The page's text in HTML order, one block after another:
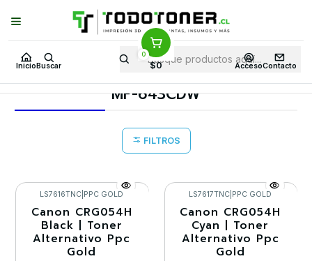
Inicio Buscar
0
$0 AccesoContacto
Puedes Elegir: Comprar enTienda· Despachoa Todo Chile · Retiro en
Tienda en24 Horas
Inicio Toner y tambor Toner Alternativo CANON
Equipos CANON
MF-643CDW
FILTROS
-30%
LS7616TNC PPC GOLD
Canon CRG054H
Black | Toner
Alternativo Ppc
Gold
-30%
LS7617TNC PPC GOLD
Canon CRG054H
Cyan | Toner
Alternativo Ppc
Gold